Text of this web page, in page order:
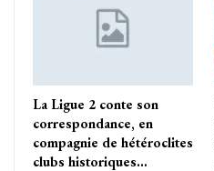
La Ligue 2 conte son
correspondance, en
compagnie de hétéroclites
clubs historiques…